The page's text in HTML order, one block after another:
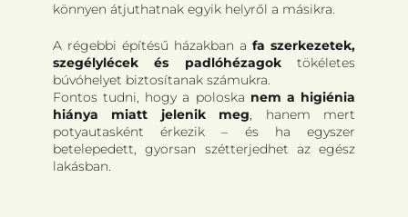
könnyen átjuthatnak egyik helyről a másikra.
A régebbi építésű házakban a fa szerkezetek,
szegélylécek és padlóhézagoktökéletes
búvóhelyet biztosítanak számukra.
Fontos tudni, hogy a poloska nem a higiénia
hiánya miatt jelenik meg, hanem mert
potyautasként érkezik – és ha egyszer
betelepedett, gyorsan szétterjedhet az egész
lakásban.